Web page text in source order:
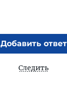
Добавить ответ
Следить